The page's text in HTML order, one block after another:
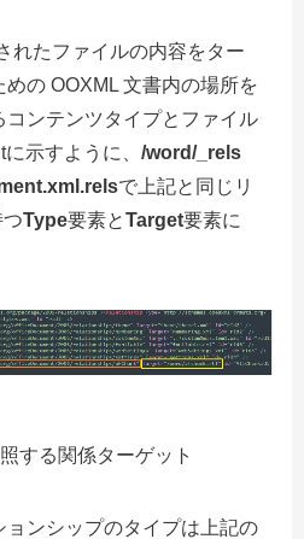
れたファイルの内容をター
の OOXML 文書内の場所を
ンテンツタイプとファイル
示すように、 /word/_rels
で上記と同じリ
Type要素とTarget要素に
する関係ターゲット
ョンシップのタイプは上記の